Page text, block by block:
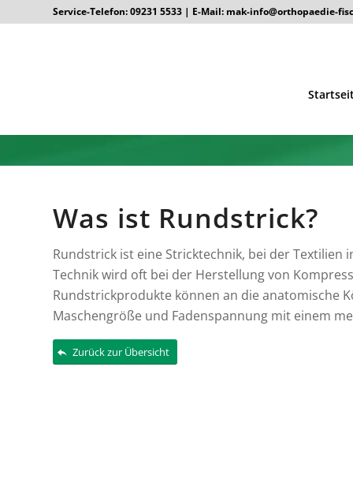
Service-Telefon:09231 5533 | E-Mail: mak-info@orthopaedie-
Was ist Rundstrick?
Rundstrick ist eine Stricktechnik, bei der
Technik wird oft bei der Herstellung von
Rundstrickprodukte können an die anatomische
Maschengröße und Fadenspannung mit einem
Zurück zur Übersicht